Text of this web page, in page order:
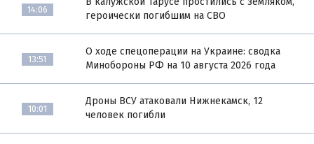
14:06
героически погибшим на СВО
13:51
О ходе спецоперации на Украине: сводка
Минобороны РФ на 10 августа 2026 года
10:01
Дроны ВСУ атаковали Нижнекамск, 12
человек погибли